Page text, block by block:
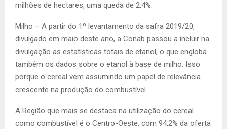
milhões de hectares, uma queda de 2,4%.
Milho – A partir do 1º levantamento da safra 2019/20,
divulgado em maio deste ano, a Conab passou a incluir na
divulgação as estatísticas totais de etanol, o que engloba
também os dados sobre o etanol à base de milho. Isso
porque o cereal vem assumindo um papel de relevância
crescente na produção do combustível.
A Região que mais se destaca na utilização do cereal
como combustível é o Centro-Oeste, com 94,2% da oferta